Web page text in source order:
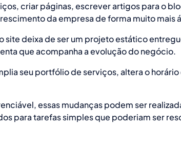
criar páginas, escrever artigos para o
da empresa de forma muito mais
site deixa de ser um projeto estático
que acompanha a evolução do negócio.
seu portfólio de serviços, altera o
essas mudanças podem ser
para tarefas simples que poderiam ser